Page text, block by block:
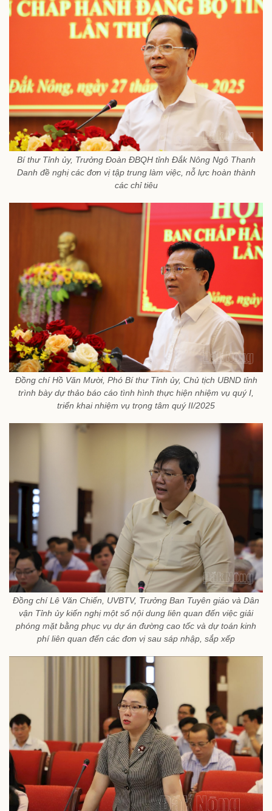
Bí thư Tỉnh ủy, Trưởng Đoàn ĐBQH tỉnh Đắk Nông Ngô Thanh
Danh đề nghị các đơn vị tập trung làm việc, nỗ lực hoàn thành
các chỉ tiêu
Đồng chí Hồ Văn Mười, Phó Bí thư Tỉnh ủy, Chủ tịch UBND tỉnh
trình bày dự thảo báo cáo tình hình thực hiện nhiệm vụ quý I,
triển khai nhiệm vụ trọng tâm quý II/2025
Đồng chí Lê Văn Chiến, UVBTV, Trưởng Ban Tuyên giáo và Dân
vận Tỉnh ủy kiến nghị một số nội dung liên quan đến việc giải
phóng mặt bằng phục vụ dự án đường cao tốc và dự toán kinh
phí liên quan đến các đơn vị sau sáp nhập, sắp xếp